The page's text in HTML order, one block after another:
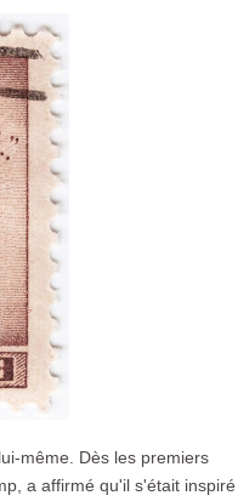
même. Dès les premiers
a affirmé qu'il s'était inspiré